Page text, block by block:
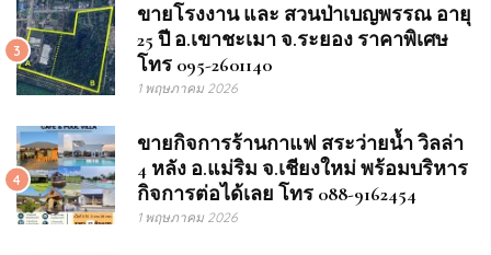
3
ขายโรงงาน และ สวนป่าเบญพรรณ อายุ
25 ปี อ.เขาชะเมา จ.ระยอง ราคาพิเศษ
โทร 095-2601140
1 พฤษภาคม 2026
4
ขายกิจการร้านกาแฟ สระว่ายน้ำ วิลล่า
4 หลัง อ.แม่ริม จ.เชียงใหม่ พร้อมบริหาร
กิจการต่อได้เลย โทร 088-9162454
1 พฤษภาคม 2026